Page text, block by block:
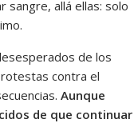
sangre, allá ellas: solo
de los
contra el
Aunque
de que continuar